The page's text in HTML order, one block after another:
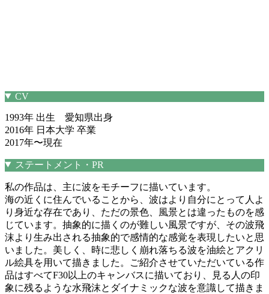
CV
1993年 出生 愛知県出身
2016年 日本大学 卒業
2017年〜現在
ステートメント・PR
私の作品は、主に波をモチーフに描いています。
海の近くに住んでいることから、波はより自分にとって人よ
り身近な存在であり、ただの景色、風景とは違ったものを感
じています。抽象的に描くのが難しい風景ですが、その波飛
沫より生み出される抽象的で感情的な感覚を表現したいと思
いました。美しく、時に悲しく崩れ落ちる波を油絵とアクリ
ル絵具を用いて描きました。ご紹介させていただいている作
品はすべてF30以上のキャンバスに描いており、見る人の印
象に残るような水飛沫とダイナミックな波を意識して描きま